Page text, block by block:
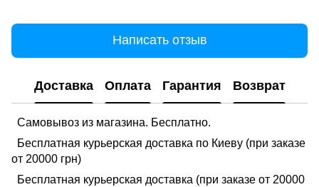
Написать отзыв
Доставка Оплата Гарантия Возврат
Самовывоз из магазина. Бесплатно.
Бесплатная курьерская доставка по Киеву (при заказе
от 20000 грн)
Бесплатная курьерская доставка (при заказе от 20000